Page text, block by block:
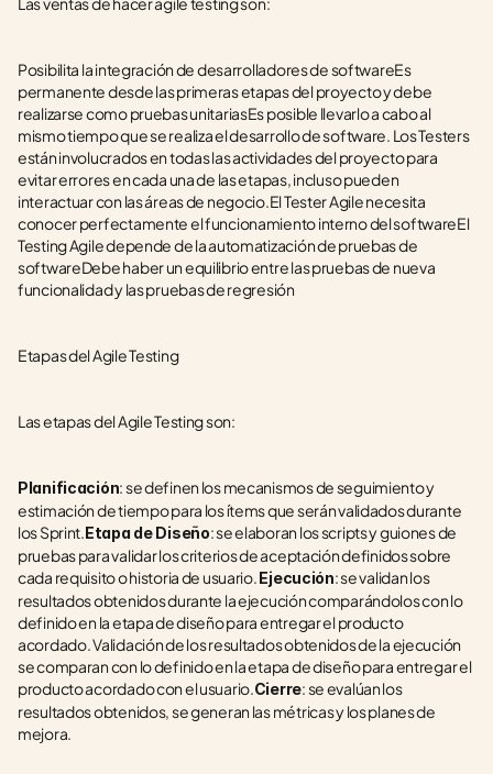
Posibilita la integración de desarrolladores de softwareEs
permanente desde las primeras etapas del proyecto y debe
realizarse como pruebas unitariasEs posible llevarlo a cabo al
mismo tiempo que se realiza el desarrollo de software. Los Testers
están involucrados en todas las actividades del proyecto para
evitar errores en cada una de las etapas, incluso pueden
interactuar con las áreas de negocio.El Tester Agile necesita
conocer perfectamente el funcionamiento interno del softwareEl
Testing Agile depende de la automatización de pruebas de
softwareDebe haber un equilibrio entre las pruebas de nueva
funcionalidad y las pruebas de regresión
Etapas del Agile Testing
Las etapas del Agile Testing son:
Planificación: se definen los mecanismos de seguimiento y
estimación de tiempo para los ítems que serán validados durante
los Sprint.Etapa de Diseño: se elaboran los scripts y guiones de
pruebas para validar los criterios de aceptación definidos sobre
cada requisito o historia de usuario. Ejecución: se validan los
resultados obtenidos durante la ejecución comparándolos con lo
definido en la etapa de diseño para entregar el producto
acordado. Validación de los resultados obtenidos de la ejecución
se comparan con lo definido en la etapa de diseño para entregar el
producto acordado con el usuario.Cierre: se evalúan los
resultados obtenidos, se generan las métricas y los planes de
mejora.